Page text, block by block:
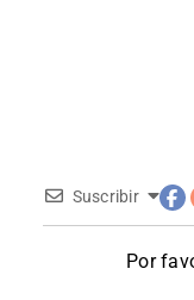
Suscribir
Por